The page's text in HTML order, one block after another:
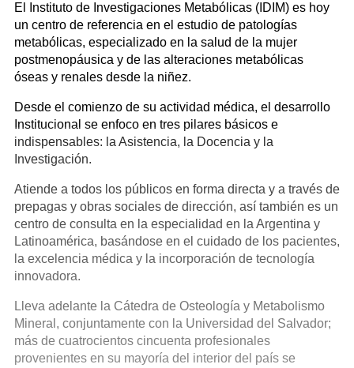
El Instituto de Investigaciones Metabólicas (IDIM) es hoy
un centro de referencia en el estudio de patologías
metabólicas, especializado en la salud de la mujer
postmenopáusica y de las alteraciones metabólicas
óseas y renales desde la niñez.
Desde el comienzo de su actividad médica, el desarrollo
Institucional se enfoco en tres pilares básicos e
indispensables: la Asistencia, la Docencia y la
Investigación.
Atiende a todos los públicos en forma directa y a través de
prepagas y obras sociales de dirección, así también es un
centro de consulta en la especialidad en la Argentina y
Latinoamérica, basándose en el cuidado de los pacientes,
la excelencia médica y la incorporación de tecnología
innovadora.
Lleva adelante la Cátedra de Osteología y Metabolismo
Mineral, conjuntamente con la Universidad del Salvador;
más de cuatrocientos cincuenta profesionales
provenientes en su mayoría del interior del país se